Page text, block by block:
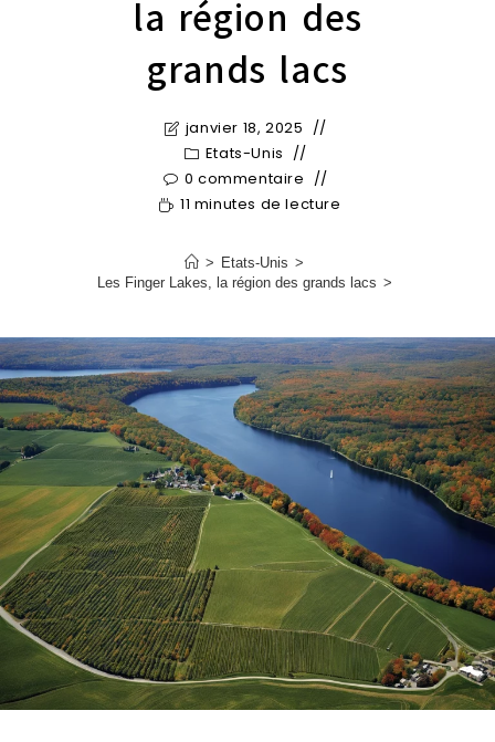
la région des
grands lacs
janvier 18, 2025
Etats-Unis
0 commentaire
11 minutes de lecture
> Etats-Unis >
Les Finger Lakes, la région des grands lacs >